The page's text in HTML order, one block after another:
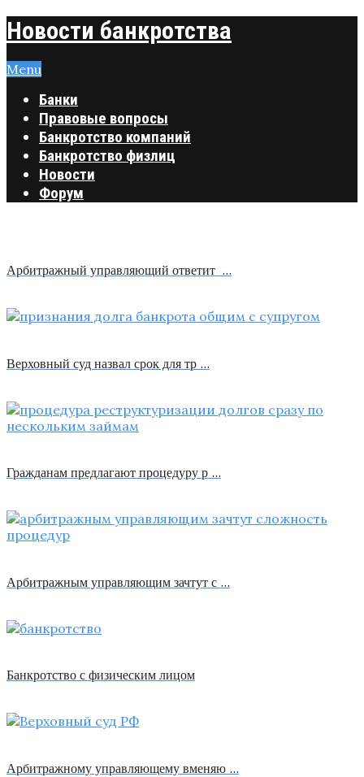
Новости банкротства
Menu
Банки
Правовые вопросы
Банкротство компаний
Банкротство физлиц
Новости
Форум
Арбитражный управляющий ответит …
Верховный суд назвал срок для тр …
Гражданам предлагают процедуру р …
Арбитражным управляющим зачтут с …
Банкротство с физическим лицом
Арбитражному управляющему вменяю …